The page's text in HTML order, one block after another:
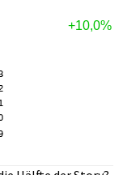
+10,0%